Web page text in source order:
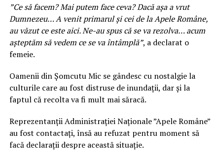
”Ce să facem? Mai putem face ceva? Dacă aşa a vrut
Dumnezeu… A venit primarul şi cei de la Apele Române,
au văzut ce este aici. Ne-au spus că se va rezolva… acum
aşteptăm să vedem ce se va întâmplă”, a declarat o
femeie.
Oamenii din Șomcutu Mic se gândesc cu nostalgie la
culturile care au fost distruse de inundații, dar şi la
faptul că recolta va fi mult mai săracă.
Reprezentanții Administrației Naționale ”Apele Române”
au fost contactați, însă au refuzat pentru moment să
facă declarații despre această situație.